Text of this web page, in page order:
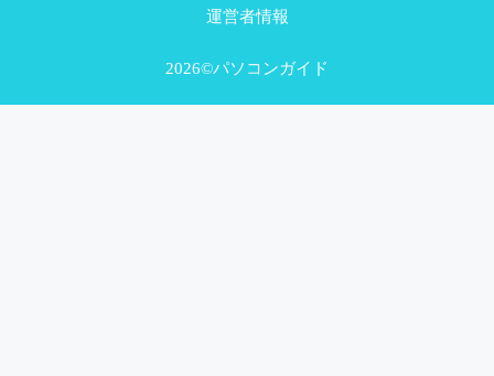
運営者情報
2026©パソコンガイド